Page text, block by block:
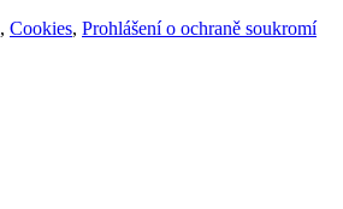
, Cookies, Prohlášení o ochraně soukromí